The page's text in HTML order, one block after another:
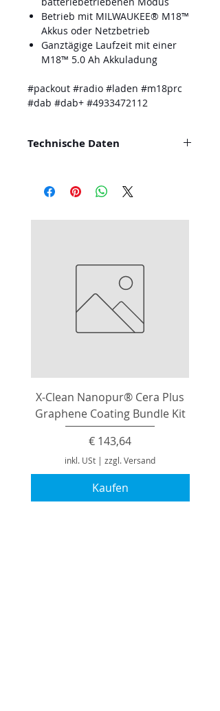
Betrieb mit MILWAUKEE® M18™
Akkus oder Netzbetrieb
Ganztägige Laufzeit mit einer
M18™ 5.0 Ah Akkuladung
#packout #radio #laden #m18prc
#dab #dab+ #4933472112
Technische Daten
1620
Empfangsbereich FM (MHz) 87.5
411.5 x 172
Gewicht mit Akku (kg) 10.9
Lieferumfang Keine Akkus im
Lieferumfang enthalten, Kein
Ladegerät im Lieferumfang
X-Clean Nanopur® Cera Plus
Graphene Coating Bundle Kit
Preis
€ 143,64
inkl. USt | zzgl. Versand
Kaufen